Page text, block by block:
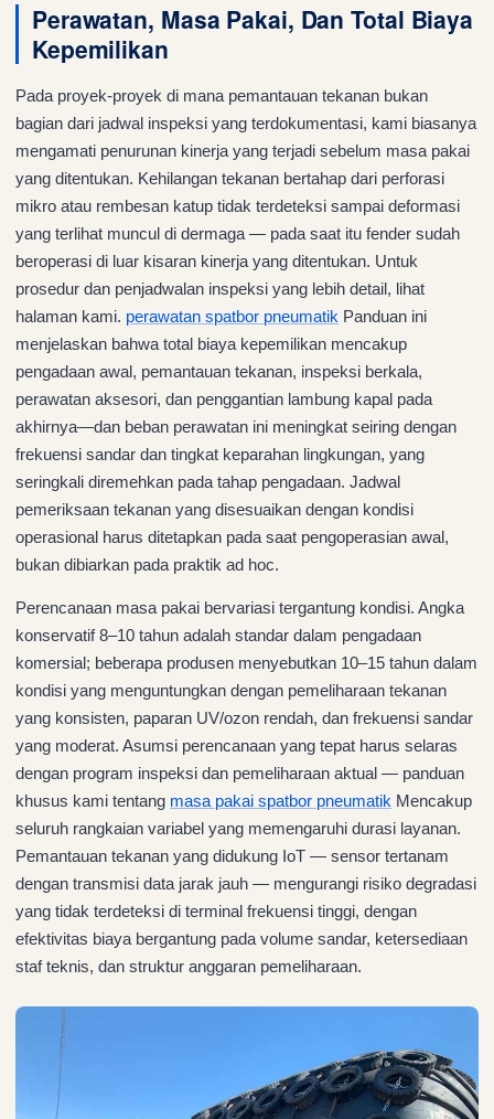
Perawatan, Masa Pakai, Dan Total Biaya
Kepemilikan
Pada proyek-proyek di mana pemantauan tekanan bukan
bagian dari jadwal inspeksi yang terdokumentasi, kami biasanya
mengamati penurunan kinerja yang terjadi sebelum masa pakai
yang ditentukan. Kehilangan tekanan bertahap dari perforasi
mikro atau rembesan katup tidak terdeteksi sampai deformasi
yang terlihat muncul di dermaga — pada saat itu fender sudah
beroperasi di luar kisaran kinerja yang ditentukan. Untuk
prosedur dan penjadwalan inspeksi yang lebih detail, lihat
halaman kami. perawatan spatbor pneumatik Panduan ini
menjelaskan bahwa total biaya kepemilikan mencakup
pengadaan awal, pemantauan tekanan, inspeksi berkala,
perawatan aksesori, dan penggantian lambung kapal pada
akhirnya—dan beban perawatan ini meningkat seiring dengan
frekuensi sandar dan tingkat keparahan lingkungan, yang
seringkali diremehkan pada tahap pengadaan. Jadwal
pemeriksaan tekanan yang disesuaikan dengan kondisi
operasional harus ditetapkan pada saat pengoperasian awal,
bukan dibiarkan pada praktik ad hoc.
Perencanaan masa pakai bervariasi tergantung kondisi. Angka
konservatif 8–10 tahun adalah standar dalam pengadaan
komersial; beberapa produsen menyebutkan 10–15 tahun dalam
kondisi yang menguntungkan dengan pemeliharaan tekanan
yang konsisten, paparan UV/ozon rendah, dan frekuensi sandar
yang moderat. Asumsi perencanaan yang tepat harus selaras
dengan program inspeksi dan pemeliharaan aktual — panduan
khusus kami tentang masa pakai spatbor pneumatik Mencakup
seluruh rangkaian variabel yang memengaruhi durasi layanan.
Pemantauan tekanan yang didukung IoT — sensor tertanam
dengan transmisi data jarak jauh — mengurangi risiko degradasi
yang tidak terdeteksi di terminal frekuensi tinggi, dengan
efektivitas biaya bergantung pada volume sandar, ketersediaan
staf teknis, dan struktur anggaran pemeliharaan.